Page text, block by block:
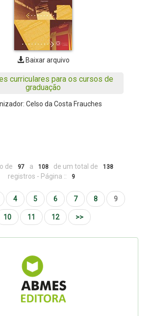
Baixar arquivo
curriculares para os cursos de
graduação
Celso da Costa Frauches
de 97 a 108 de um total de 138
registros - Página :: 9
4 5 6 7 8 9
10 11 12 >>